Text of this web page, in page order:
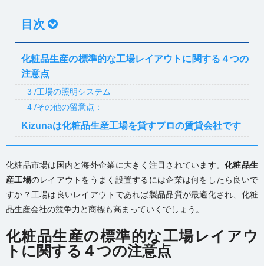
目次
化粧品生産の標準的な工場レイアウトに関する４つの
注意点
3 /工場の照明システム
4 /その他の留意点：
Kizunaは化粧品生産工場を貸すプロの賃貸会社です
化粧品市場は国内と海外企業に大きく注目されています。化粧品生
産工場のレイアウトをうまく設置するには企業は何をしたら良いで
すか？工場は良いレイアウトであれば製品品質が最適化され、化粧
品生産会社の競争力と商標も高まっていくでしょう。
化粧品生産の標準的な工場レイアウ
トに関する４つの注意点